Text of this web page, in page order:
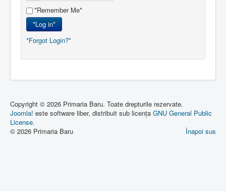
*Remember Me*
*Log in*
*Forgot Login?*
Copyright © 2026 Primaria Baru. Toate drepturile rezervate.
Joomla! este software liber, distribuit sub licența GNU General Public
License.
Înapoi sus
© 2026 Primaria Baru